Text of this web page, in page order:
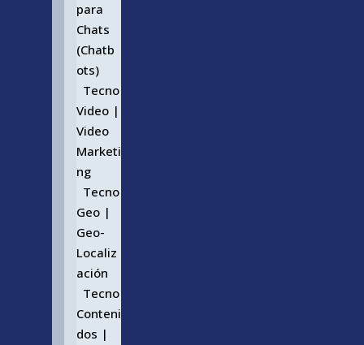
para
Chats
(Chatb
ots)
Tecno
Video |
Video
Marketi
ng
Tecno
Geo |
Geo-
Localiz
ación
Tecno
Conteni
dos |